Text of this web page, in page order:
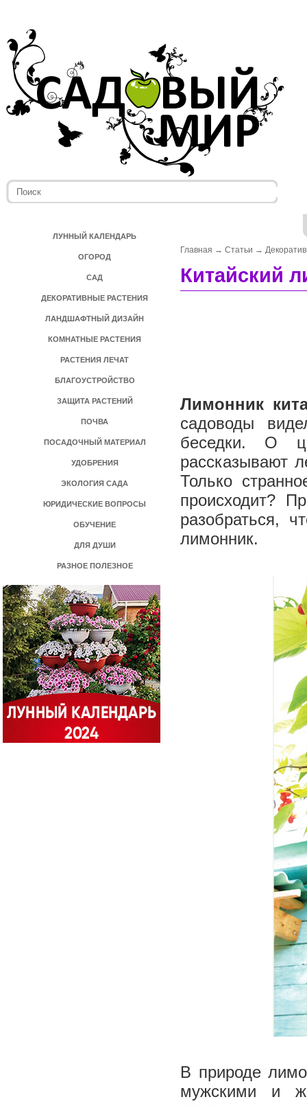
ЛУННЫЙ КАЛЕНДАРЬ
ОГОРОД
САД
ДЕКОРАТИВНЫЕ РАСТЕНИЯ
ЛАНДШАФТНЫЙ ДИЗАЙН
КОМНАТНЫЕ РАСТЕНИЯ
РАСТЕНИЯ ЛЕЧАТ
БЛАГОУСТРОЙСТВО
ЗАЩИТА РАСТЕНИЙ
ПОЧВА
ПОСАДОЧНЫЙ МАТЕРИАЛ
УДОБРЕНИЯ
ЭКОЛОГИЯ САДА
ЮРИДИЧЕСКИЕ ВОПРОСЫ
ОБУЧЕНИЕ
ДЛЯ ДУШИ
РАЗНОЕ ПОЛЕЗНОЕ
Главная → Статьи →
Китайский
Лимонник
садоводы
беседки. О
рассказывают
Только
происходит?
разобраться,
лимонник.
В природе
мужскими и